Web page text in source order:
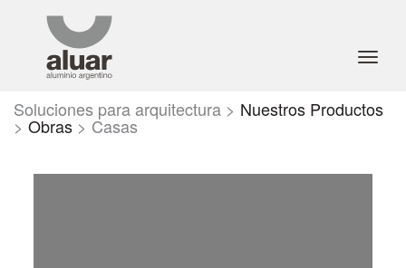
Soluciones para arquitectura > Nuestros Productos
> Obras > Casas